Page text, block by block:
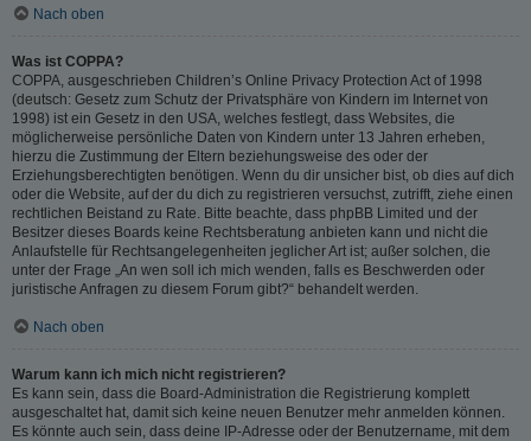
Nach oben
Was ist COPPA?
COPPA, ausgeschrieben Children’s Online Privacy Protection Act of 1998
(deutsch: Gesetz zum Schutz der Privatsphäre von Kindern im Internet von
1998) ist ein Gesetz in den USA, welches festlegt, dass Websites, die
möglicherweise persönliche Daten von Kindern unter 13 Jahren erheben,
hierzu die Zustimmung der Eltern beziehungsweise des oder der
Erziehungsberechtigten benötigen. Wenn du dir unsicher bist, ob dies auf dich
oder die Website, auf der du dich zu registrieren versuchst, zutrifft, ziehe einen
rechtlichen Beistand zu Rate. Bitte beachte, dass phpBB Limited und der
Besitzer dieses Boards keine Rechtsberatung anbieten kann und nicht die
Anlaufstelle für Rechtsangelegenheiten jeglicher Art ist; außer solchen, die
unter der Frage „An wen soll ich mich wenden, falls es Beschwerden oder
juristische Anfragen zu diesem Forum gibt?“ behandelt werden.
Nach oben
Warum kann ich mich nicht registrieren?
Es kann sein, dass die Board-Administration die Registrierung komplett
ausgeschaltet hat, damit sich keine neuen Benutzer mehr anmelden können.
Es könnte auch sein, dass deine IP-Adresse oder der Benutzername, mit dem